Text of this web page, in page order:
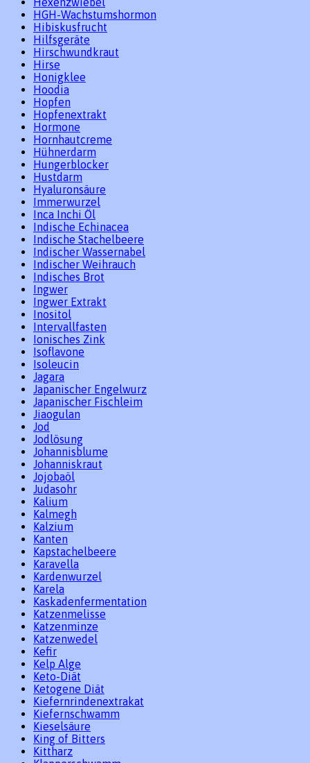
HGH-Wachstumshormon
Hibiskusfrucht
Hilfsgeräte
Hirschwundkraut
Hirse
Honigklee
Hoodia
Hopfen
Hopfenextrakt
Hormone
Hornhautcreme
Hühnerdarm
Hungerblocker
Hustdarm
Hyaluronsäure
Immerwurzel
Inca Inchi Öl
Indische Echinacea
Indische Stachelbeere
Indischer Wassernabel
Indischer Weihrauch
Indisches Brot
Ingwer
Ingwer Extrakt
Inositol
Intervallfasten
Ionisches Zink
Isoflavone
Isoleucin
Jagara
Japanischer Engelwurz
Japanischer Fischleim
Jiaogulan
Jod
Jodlösung
Johannisblume
Johanniskraut
Jojobaöl
Judasohr
Kalium
Kalmegh
Kalzium
Kanten
Kapstachelbeere
Karavella
Kardenwurzel
Karela
Kaskadenfermentation
Katzenmelisse
Katzenminze
Katzenwedel
Kefir
Kelp Alge
Keto-Diät
Ketogene Diät
Kiefernrindenextrakat
Kiefernschwamm
Kieselsäure
King of Bitters
Kittharz